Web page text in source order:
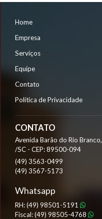
Home
Empresa
Serviços
Equipe
Contato
Política de Privacidade
CONTATO
Avenida Barão do Rio
/SC - CEP: 89500-094
(49) 3563-0499
(49) 3567-5173
Whatsapp
RH:(49) 98501-5191
Fiscal:(49) 98505-4768